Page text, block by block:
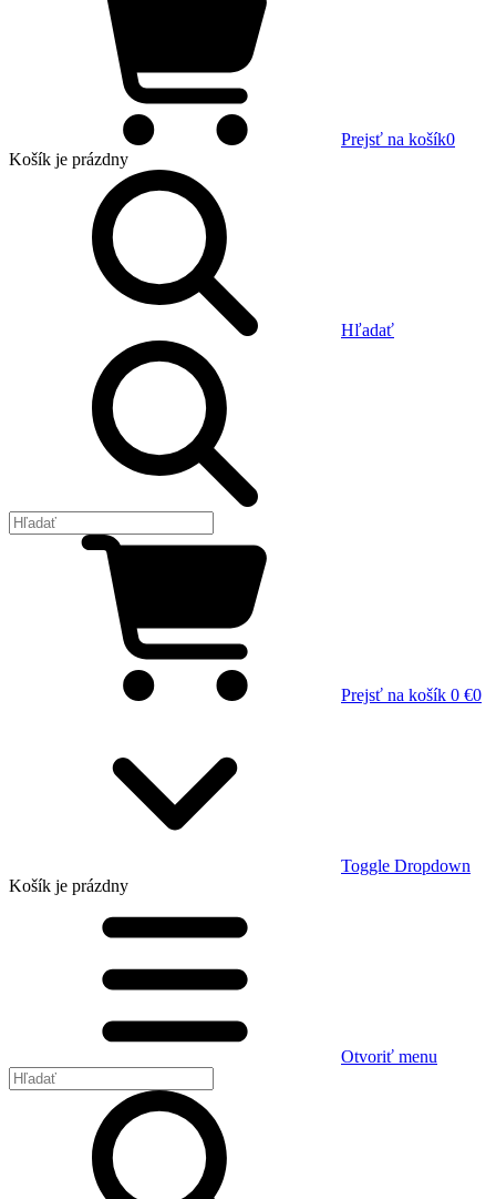
Prejsť na košík0
Košík je prázdny
Hľadať
Prejsť na košík 0 €0
Toggle Dropdown
Košík je prázdny
Otvoriť menu